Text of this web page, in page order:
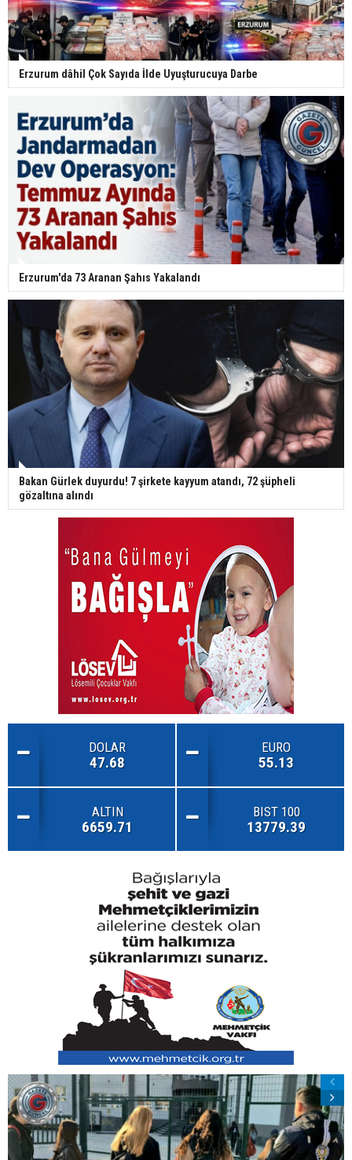
Erzurum dâhil Çok Sayıda İlde Uyuşturucuya Darbe
Erzurum'da 73 Aranan Şahıs Yakalandı
Bakan Gürlek duyurdu! 7 şirkete kayyum atandı, 72 şüpheli
gözaltına alındı
DOLAR
47.68
EURO
55.13
ALTIN
6659.71
BIST 100
13779.39